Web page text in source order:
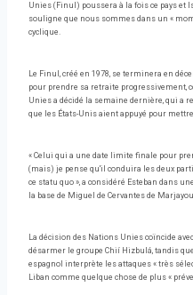
Unies (Finul) poussera à la fois ce pays et
souligne que nous sommes dans un «
cyclique.
Le Finul, créé en 1978, se terminera en
pour prendre sa retraite progressivement,
Unies a décidé la semaine dernière, qui a
que les États-Unis aient appuyé pour
« Celui qui a une date limite finale pour
(mais) je pense qu'il conduira les deux
ce statu quo », a considéré Esteban dans
la base de Miguel de Cervantes de
La décision des Nations Unies coïncide
désarmer le groupe Chií Hizbulá, tandis
espagnol interprète les attaques « très
Liban comme quelque chose de plus «